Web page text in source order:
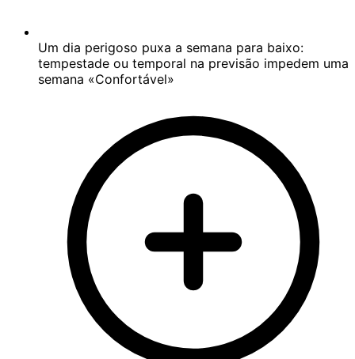
Um dia perigoso puxa a semana para baixo:
tempestade ou temporal na previsão impedem uma
semana «Confortável»